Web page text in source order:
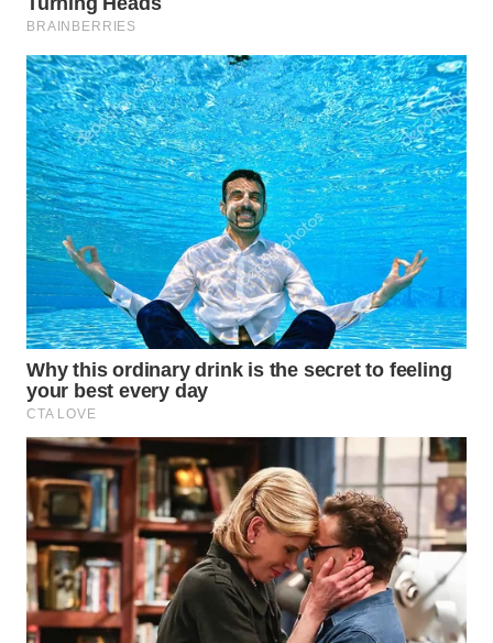
WAHANA
WAHANA
ADVOKAT
WAHANA
INFRASTRUKTUR
WAHANA
KONSUMEN
WAHANA
LISTRIK
WAHANA
TRAVEL
WAHANA
TV
WAHANANEWS
ID